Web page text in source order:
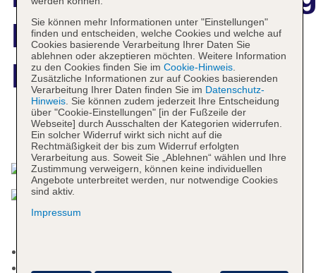
Denis Private
Island
Das bietet Ihre Unterkunft
Check-out Zeit bis 10:00 Uhr
Sie können mehr Informationen unter "Einstellungen"
finden und entscheiden, welche Cookies und welche auf
Cookies basierende Verarbeitung Ihrer Daten Sie
ablehnen oder akzeptieren möchten. Weitere Information
zu den Cookies finden Sie im Cookie-Hinweis.
Zusätzliche Informationen zur auf Cookies basierenden
Verarbeitung Ihrer Daten finden Sie im Datenschutz-
Hinweis. Sie können zudem jederzeit Ihre Entscheidung
über "Cookie-Einstellungen" [in der Fußzeile der
Webseite] durch Ausschalten der Kategorien widerrufen.
Ein solcher Widerruf wirkt sich nicht auf die
Rechtmäßigkeit der bis zum Widerruf erfolgten
Verarbeitung aus. Soweit Sie „Ablehnen“ wählen und Ihre
Zustimmung verweigern, können keine individuellen
Angebote unterbreitet werden, nur notwendige Cookies
sind aktiv.
Impressum